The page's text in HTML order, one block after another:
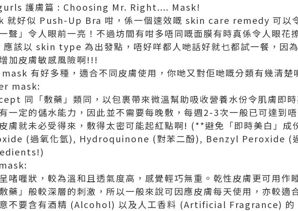
護膚篇 : Choosing Mr. Right.... Mask!
就好似 Push-Up Bra 咁，係一個速效嘅 skin care remedy 可以
一聲」令人眼前一亮！不過坊間有咁多唔同嘅面膜有時真係令人眼
該以 skin type 為出發點，唔好咩都人哋話好就乜都試一餐，因
加皮膚敏感風險啊!!!
有好多種，適合不同皮膚使用，你哋又對佢哋嘅分類有幾清楚
mask:
同「敷藥」類同，以包裹帶來微溫幫助吸收營養水份令肌膚即
一定的儲水能力，因此並不需要每晚敷，每週2-3次一般已可達到
膚就未必受得來，敷得太密可能起紅點啊! (**避免「即時美白」
(過氧化氫), Hydroquinone (對苯二酚), Benzyl Peroxide (
啫喱狀，較為溫和且透氣度高，感覺輕巧無重。乾性皮膚更可用作
藥」般較深層的刺激，所以一般來說可因應皮膚每天使用，亦較適
不要含有酒精 (Alcohol) 以及人工香料 (Artificial Fragrance)